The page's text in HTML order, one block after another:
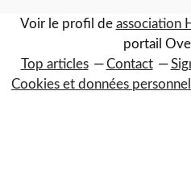
Voir le profil de association
portail
Top articles
Contact
Cookies et données